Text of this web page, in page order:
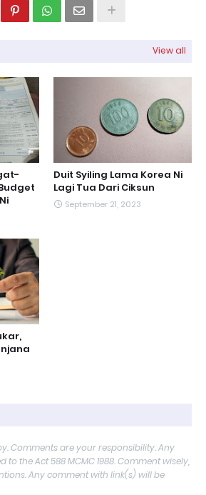
View all
Duit Syiling Lama Korea Ni
Lagi Tua Dari Ciksun
September 21, 2023
Comments are your responsibility. Any
the Act 588 MCMC 1988. Comment wisely,
Any comment with link(s) will be